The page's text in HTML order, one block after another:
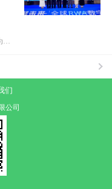
区
中
联
们
公司